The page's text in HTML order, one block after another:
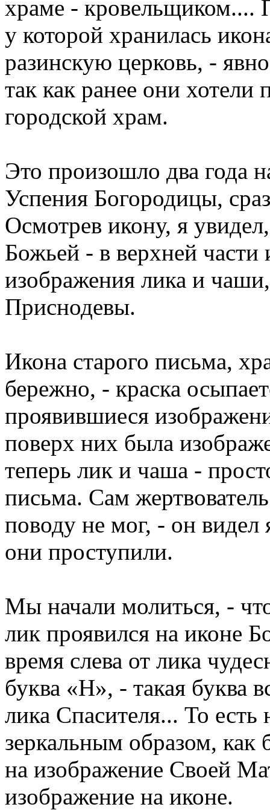
храме - кровельщиком....
у которой хранилась
разинскую церковь, -
так как ранее они хотели
городской храм.
Это произошло два года
Успения Богородицы,
Осмотрев икону, я
Божьей - в верхней
изображения лика и
Приснодевы.
Икона старого письма,
бережно, - краска
проявившиеся
поверх них была
теперь лик и чаша -
письма. Сам
поводу не мог, - он видел
они проступили.
Мы начали молиться, -
лик проявился на иконе
время слева от лика
буква «Н», - такая буква
лика Спасителя... То
зеркальным образом, как
на изображение Своей
изображение на иконе.